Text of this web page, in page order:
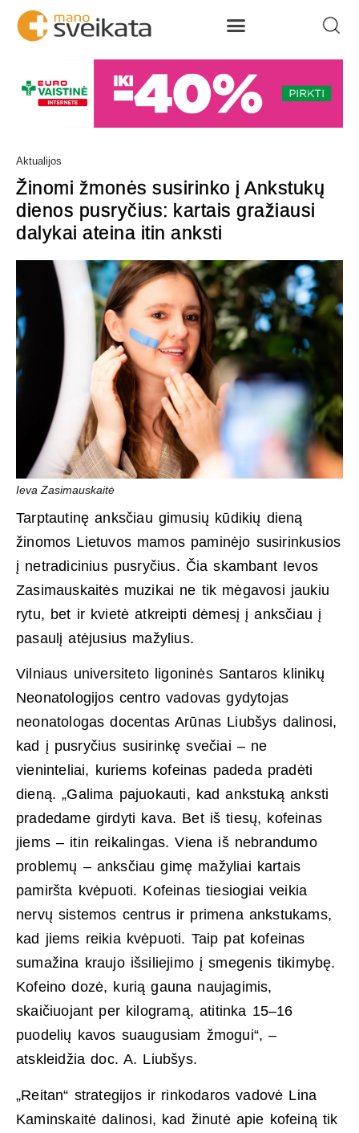
Aktualijos
Žinomi žmonės susirinko į Ankstukų
dienos pusryčius: kartais gražiausi
dalykai ateina itin anksti
Ieva Zasimauskaitė
Tarptautinę anksčiau gimusių kūdikių dieną
žinomos Lietuvos mamos paminėjo susirinkusios
į netradicinius pusryčius. Čia skambant Ievos
Zasimauskaitės muzikai ne tik mėgavosi jaukiu
rytu, bet ir kvietė atkreipti dėmesį į anksčiau į
pasaulį atėjusius mažylius.
Vilniaus universiteto ligoninės Santaros klinikų
Neonatologijos centro vadovas gydytojas
neonatologas docentas Arūnas Liubšys dalinosi,
kad į pusryčius susirinkę svečiai – ne
vieninteliai, kuriems kofeinas padeda pradėti
dieną. „Galima pajuokauti, kad ankstuką anksti
pradedame girdyti kava. Bet iš tiesų, kofeinas
jiems – itin reikalingas. Viena iš nebrandumo
problemų – anksčiau gimę mažyliai kartais
pamiršta kvėpuoti. Kofeinas tiesiogiai veikia
nervų sistemos centrus ir primena ankstukams,
kad jiems reikia kvėpuoti. Taip pat kofeinas
sumažina kraujo išsiliejimo į smegenis tikimybę.
Kofeino dozė, kurią gauna naujagimis,
skaičiuojant per kilogramą, atitinka 15–16
puodelių kavos suaugusiam žmogui“, –
atskleidžia doc. A. Liubšys.
„Reitan“ strategijos ir rinkodaros vadovė Lina
Kaminskaitė dalinosi, kad žinutė apie kofeiną tik